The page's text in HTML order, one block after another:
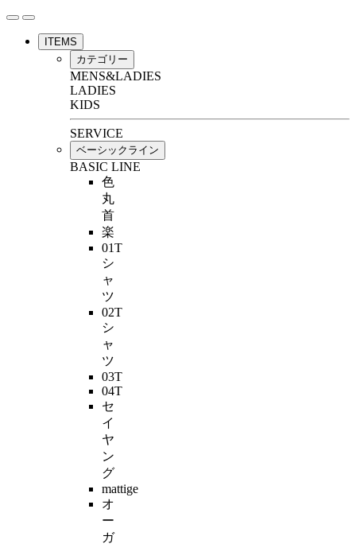
ITEMS
カテゴリー
MENS&LADIES
LADIES
KIDS
SERVICE
ベーシックライン
BASIC LINE
色
丸
首
楽
01T
シ
ャ
ツ
02T
シ
ャ
ツ
03T
04T
セ
イ
ヤ
ン
グ
mattige
オ
ー
ガ